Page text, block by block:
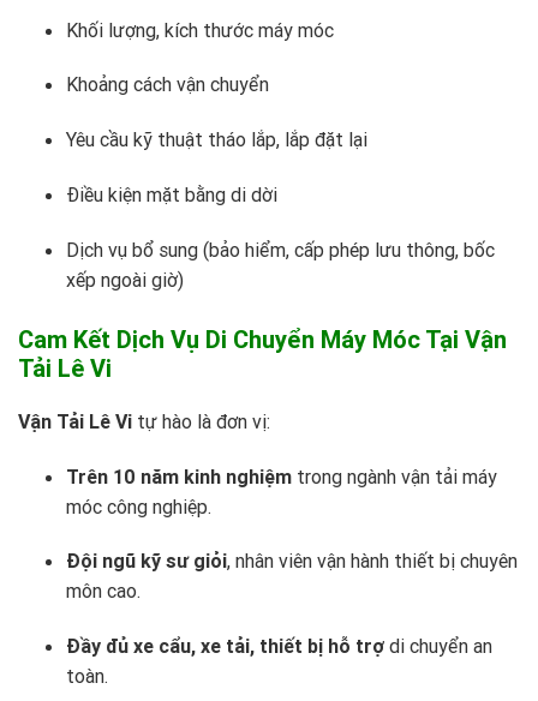
Khối lượng, kích thước máy móc
Khoảng cách vận chuyển
Yêu cầu kỹ thuật tháo lắp, lắp đặt lại
Điều kiện mặt bằng di dời
Dịch vụ bổ sung (bảo hiểm, cấp phép lưu thông, bốc
xếp ngoài giờ)
Cam Kết Dịch Vụ Di Chuyển Máy Móc Tại Vận
Tải Lê Vi
Vận Tải Lê Vi tự hào là đơn vị:
Trên 10 năm kinh nghiệm trong ngành vận tải máy
móc công nghiệp.
Đội ngũ kỹ sư giỏi, nhân viên vận hành thiết bị chuyên
môn cao.
Đầy đủ xe cẩu, xe tải, thiết bị hỗ trợ di chuyển an
toàn.